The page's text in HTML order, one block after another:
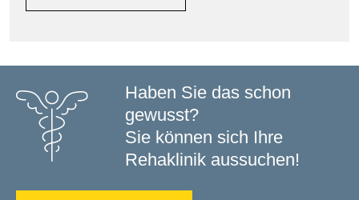
Haben Sie das schon
gewusst?
Sie können sich Ihre
Rehaklinik aussuchen!